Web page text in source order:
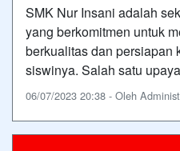
SMK Nur Insani adalah
yang berkomitmen untuk
berkualitas dan persiapan
siswinya. Salah satu upaya
06/07/2023 20:38 - Oleh